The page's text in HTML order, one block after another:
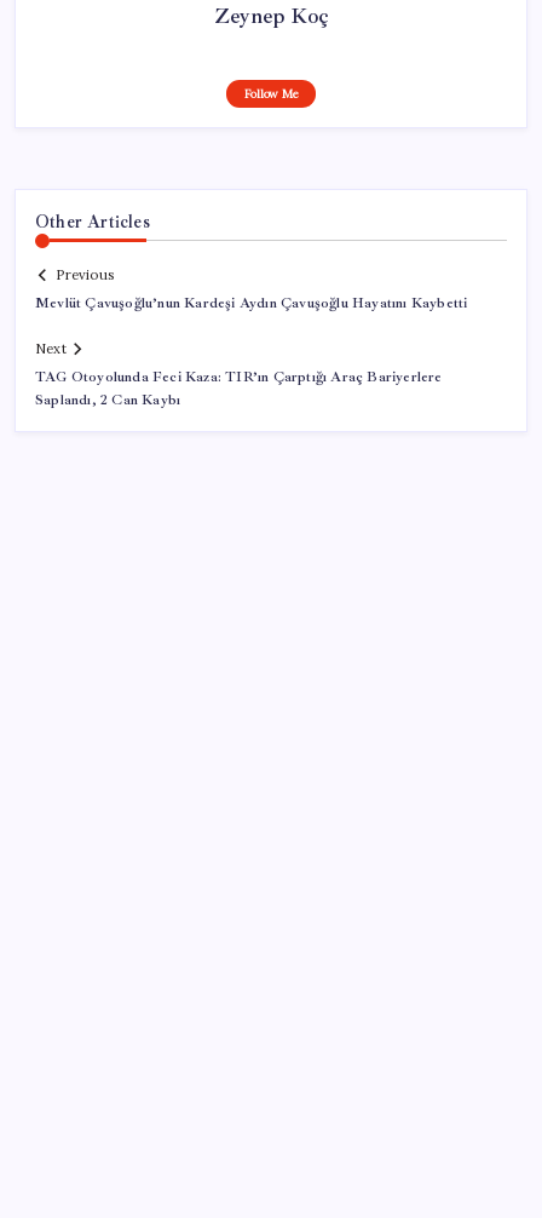
Zeynep Koç
Follow Me
Other Articles
Previous
Mevlüt Çavuşoğlu’nun Kardeşi Aydın Çavuşoğlu Hayatını Kaybetti
Next
TAG Otoyolunda Feci Kaza: TIR’ın Çarptığı Araç Bariyerlere
Saplandı, 2 Can Kaybı